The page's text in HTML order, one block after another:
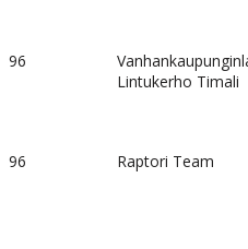
96
Lintukerho Timali
96 Raptori Team